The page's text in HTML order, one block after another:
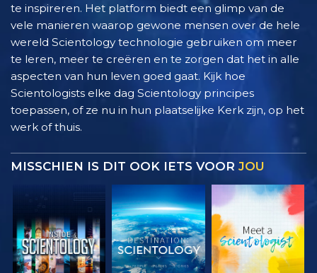
te inspireren. Het platform biedt een glimp van de
vele manieren waarop gewone mensen over de hele
wereld Scientology technologie gebruiken om meer
te leren, meer te creëren en te zorgen dat het in alle
aspecten van hun leven goed gaat. Kijk hoe
Scientologists elke dag Scientology principes
toepassen, of ze nu in hun plaatselijke Kerk zijn, op het
werk of thuis.
MISSCHIEN IS DIT OOK IETS VOOR JOU